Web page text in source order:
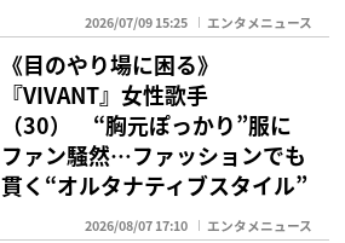
2026/07/09 15:25 エンタメニュース
《目のやり場に困る》
『VIVANT』女性歌手
（30） “胸元ぽっかり”服に
ファン騒然…ファッションでも
貫く“オルタナティブスタイル”
2026/08/07 17:10 エンタメニュース